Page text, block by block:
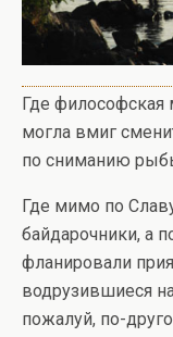
Где
могла вмиг
по сниманию
Где мимо по
байдарочники, а
фланировали
водрузившиеся
пожалуй, по-